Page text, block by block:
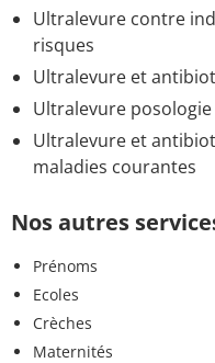
Ultralevure contre
risques
Ultralevure et
Ultralevure posologie
Ultralevure et
maladies courantes
Nos autres
Prénoms
Ecoles
Crèches
Maternités